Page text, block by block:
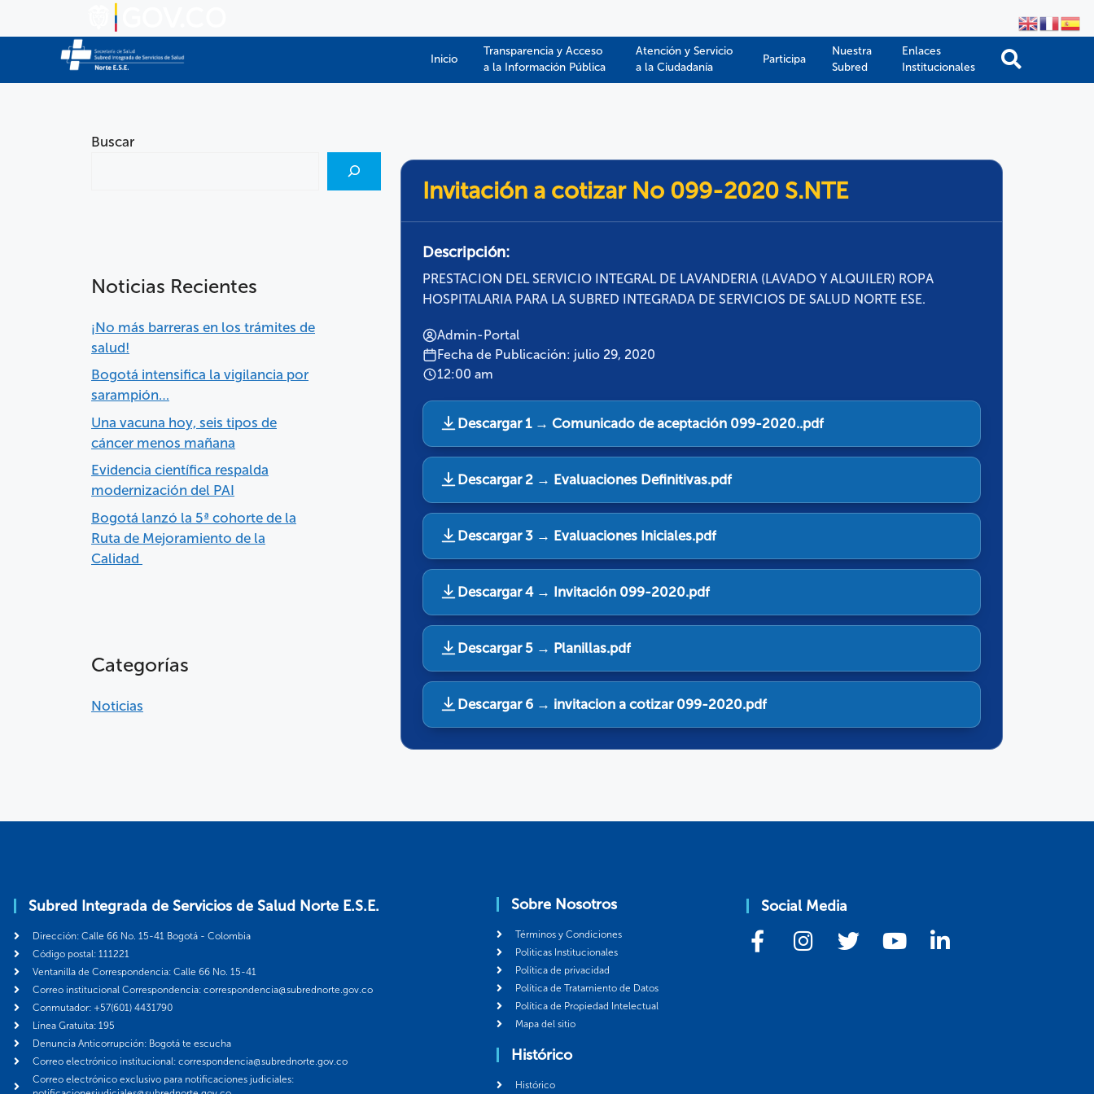
Inicio
Transparencia y Acceso
a la Información Pública​​
Atención y Servicio
a la Ciudadanía
Participa
Nuestra
Subred
Enlaces
Institucionales
Invitación a cotizar No 099-2020 S.NTE
Descripción:
PRESTACION DEL SERVICIO INTEGRAL DE LAVANDERIA (LAVADO Y ALQUILER) ROPA
HOSPITALARIA PARA LA SUBRED INTEGRADA DE SERVICIOS DE SALUD NORTE ESE.
Admin-Portal
Fecha de Publicación: julio 29, 2020
12:00 am
Descargar 1 → Comunicado de aceptación 099-2020..pdf
Descargar 2 → Evaluaciones Definitivas.pdf
Descargar 3 → Evaluaciones Iniciales.pdf
Descargar 4 → Invitación 099-2020.pdf
Descargar 5 → Planillas.pdf
Descargar 6 → invitacion a cotizar 099-2020.pdf
Buscar
Noticias Recientes
¡No más barreras en los trámites de
salud!
Bogotá intensifica la vigilancia por
sarampión…
Una vacuna hoy, seis tipos de
cáncer menos mañana
Evidencia científica respalda
modernización del PAI
Bogotá lanzó la 5ª cohorte de la
Ruta de Mejoramiento de la
Calidad
Categorías
Noticias
Subred Integrada de Servicios de Salud Norte E.S.E.
Dirección: Calle 66 No. 15-41 Bogotá - Colombia
Código postal: 111221
Ventanilla de Correspondencia: Calle 66 No. 15-41
Correo institucional Correspondencia: correspondencia@subrednorte.gov.co
Conmutador: +57(601) 4431790
Línea Gratuita: 195
Denuncia Anticorrupción: Bogotá te escucha
Correo electrónico institucional: correspondencia@subrednorte.gov.co
Correo electrónico exclusivo para notificaciones judiciales:
Sobre Nosotros
Términos y Condiciones
Politicas Institucionales
Política de privacidad
Política de Tratamiento de Datos
Política de Propiedad Intelectual
Mapa del sitio
Histórico
Histórico
Social Media